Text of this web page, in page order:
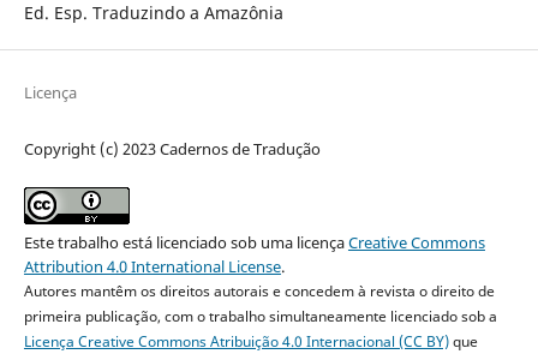
Ed. Esp. Traduzindo a Amazônia
Licença
Copyright (c) 2023 Cadernos de Tradução
Este trabalho está licenciado sob uma licençaCreative Commons
Attribution 4.0 International License.
Autores mantêm os direitos autorais e concedem à revista o direito de
primeira publicação, com o trabalho simultaneamente licenciado sob a
Licença Creative Commons Atribuição 4.0 Internacional (CC BY)que